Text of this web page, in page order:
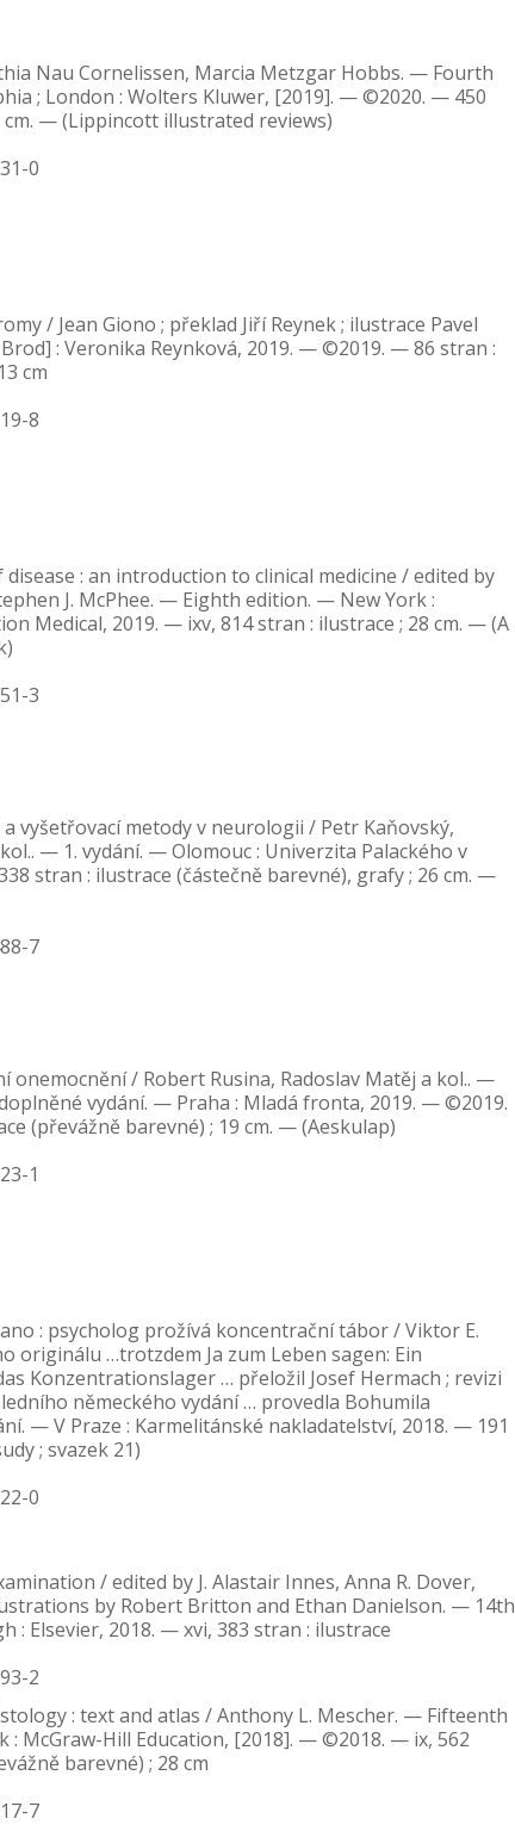
Nau Cornelissen, Marcia Metzgar Hobbs. — Fourth
; London : Wolters Kluwer, [2019]. — ©2020. — 450
cm. — (Lippincott illustrated reviews)
0
/ Jean Giono ; překlad Jiří Reynek ; ilustrace Pavel
: Veronika Reynková, 2019. — ©2019. — 86 stran :
cm
8
: an introduction to clinical medicine / edited by
J. McPhee. — Eighth edition. — New York :
Medical, 2019. — ixv, 814 stran : ilustrace ; 28 cm. — (A
3
vyšetřovací metody v neurologii / Petr Kaňovský,
— 1. vydání. — Olomouc : Univerzita Palackého v
stran : ilustrace (částečně barevné), grafy ; 26 cm. —
7
onemocnění / Robert Rusina, Radoslav Matěj a kol.. —
vydání. — Praha : Mladá fronta, 2019. — ©2019.
(převážně barevné) ; 19 cm. — (Aeskulap)
1
: psycholog prožívá koncentrační tábor / Viktor E.
originálu …trotzdem Ja zum Leben sagen: Ein
Konzentrationslager … přeložil Josef Hermach ; revizi
německého vydání … provedla Bohumila
— V Praze : Karmelitánské nakladatelství, 2018. — 191
; svazek 21)
0
/ edited by J. Alastair Innes, Anna R. Dover,
by Robert Britton and Ethan Danielson. — 14th
: Elsevier, 2018. — xvi, 383 stran : ilustrace
2
: text and atlas / Anthony L. Mescher. — Fifteenth
: McGraw-Hill Education, [2018]. — ©2018. — ix, 562
barevné) ; 28 cm
7